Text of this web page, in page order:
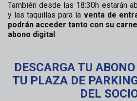
También desde las 18:30h estarán
y las taquillas para la venta de
podrán acceder tanto con su
abono digital.
DESCARGA TU
TU PLAZA DE
DEL